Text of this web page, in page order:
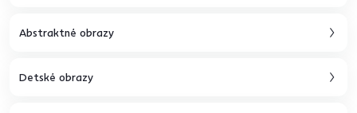
Abstraktné obrazy
Detské obrazy